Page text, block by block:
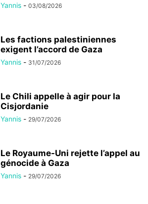
Yannis - 03/08/2026
Les factions palestiniennes
exigent l’accord de Gaza
Yannis - 31/07/2026
Le Chili appelle à agir pour la
Cisjordanie
Yannis - 29/07/2026
Le Royaume-Uni rejette l’appel au
génocide à Gaza
Yannis - 29/07/2026